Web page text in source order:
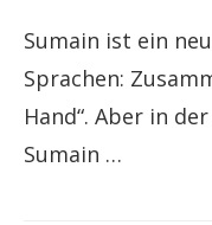
Sumain ist ein
Sprachen:
Hand“. Aber in
Sumain …